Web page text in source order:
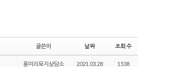
글쓴이 날짜 조회 수
용미리묘지상담소 2021.03.28 1538